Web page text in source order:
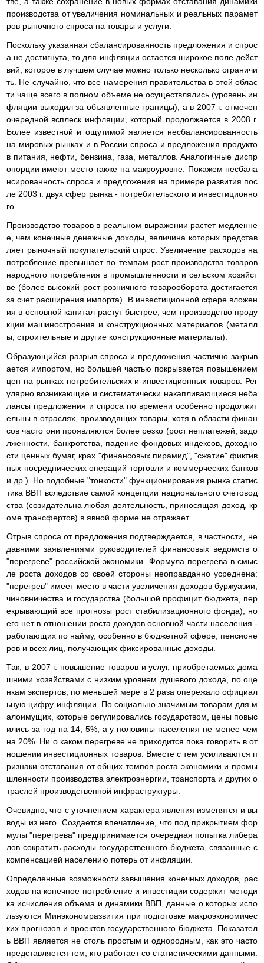
производства от увеличения номинальных и реальных парамет
ров рыночного спроса на товары и услуги.
Поскольку указанная сбалансированность предложения и спрос
а не достигнута, то для инфляции остается широкое поле дейст
вий, которое в лучшем случае можно только несколько ограничи
ть. Не случайно, что все намерения правительства в этой облас
ти чаще всего в полном объеме не осуществлялись (уровень ин
фляции выходил за объявленные границы), а в 2007 г. отмечен
очередной всплеск инфляции, который продолжается в 2008 г.
Более известной и ощутимой является несбалансированность
на мировых рынках и в России спроса и предложения продукто
в питания, нефти, бензина, газа, металлов. Аналогичные диспр
опорции имеют место также на макроуровне. Покажем несбала
нсированность спроса и предложения на примере развития пос
ле 2003 г. двух сфер рынка - потребительского и инвестиционно
го.
Производство товаров в реальном выражении растет медленне
е, чем конечные денежные доходы, величина которых представ
ляет рыночный покупательский спрос. Увеличение расходов на
потребление превышает по темпам рост производства товаров
народного потребления в промышленности и сельском хозяйст
ве (более высокий рост розничного товарооборота достигается
за счет расширения импорта). В инвестиционной сфере вложен
ия в основной капитал растут быстрее, чем производство проду
кции машиностроения и конструкционных материалов (металл
ы, строительные и другие конструкционные материалы).
Образующийся разрыв спроса и предложения частично закрыв
ается импортом, но большей частью покрывается повышением
цен на рынках потребительских и инвестиционных товаров. Рег
улярно возникающие и систематически накапливающиеся неба
лансы предложения и спроса по времени особенно продолжит
ельны в отраслях, производящих товары, хотя в области финан
сов часто они проявляются более резко (рост неплатежей, задо
лженности, банкротства, падение фондовых индексов, доходно
сти ценных бумаг, крах "финансовых пирамид", "сжатие" фиктив
ных посреднических операций торговли и коммерческих банков
и др.). Но подобные "тонкости" функционирования рынка статис
тика ВВП вследствие самой концепции национального счетовод
ства (созидательна любая деятельность, приносящая доход, кр
оме трансфертов) в явной форме не отражает.
Отрыв спроса от предложения подтверждается, в частности, не
давними заявлениями руководителей финансовых ведомств о
"перегреве" российской экономики. Формула перегрева в смыс
ле роста доходов со своей стороны неоправданно усреднена:
"перегрев" имеет место в части увеличения доходов буржуазии,
чиновничества и государства (большой профицит бюджета, пер
екрывающий все прогнозы рост стабилизационного фонда), но
его нет в отношении роста доходов основной части населения -
работающих по найму, особенно в бюджетной сфере, пенсионе
ров и всех лиц, получающих фиксированные доходы.
Так, в 2007 г. повышение товаров и услуг, приобретаемых дома
шними хозяйствами с низким уровнем душевого дохода, по оце
нкам экспертов, по меньшей мере в 2 раза опережало официал
ьную цифру инфляции. По социально значимым товарам для м
алоимущих, которые регулировались государством, цены повыс
ились за год на 14, 5%, а у половины населения не менее чем
на 20%. Ни о каком перегреве не приходится пока говорить в от
ношении инвестиционных товаров. Вместе с тем усиливаются п
ризнаки отставания от общих темпов роста экономики и промы
шленности производства электроэнергии, транспорта и других о
траслей производственной инфраструктуры.
Очевидно, что с уточнением характера явления изменятся и вы
воды из него. Создается впечатление, что под прикрытием фор
мулы "перегрева" предпринимается очередная попытка либера
лов сократить расходы государственного бюджета, связанные с
компенсацией населению потерь от инфляции.
Определенные возможности завышения конечных доходов, рас
ходов на конечное потребление и инвестиции содержит методи
ка исчисления объема и динамики ВВП, данные о которых испо
льзуются Минэкономразвития при подготовке макроэкономичес
ких прогнозов и проектов государственного бюджета. Показател
ь ВВП является не столь простым и однородным, как это часто
представляется тем, кто работает со статистическими данными.